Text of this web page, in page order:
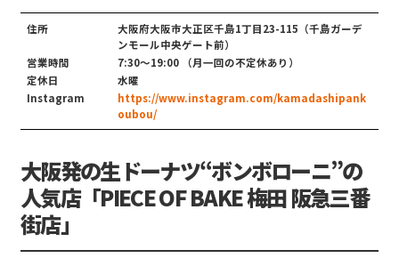
住所
大阪府大阪市大正区千島1丁目23-115（千島ガーデ
ンモール中央ゲート前）
営業時間
7:30〜19:00 （月一回の不定休あり）
定休日
水曜
Instagram
https://www.instagram.com/kamadashipank
oubou/
大阪発の生ドーナツ“ボンボローニ”の
人気店「PIECE OF BAKE 梅田 阪急三番
街店」